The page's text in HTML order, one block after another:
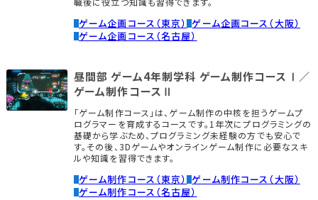
ゲーム企画コース（東京） ゲーム企画コース（大阪）
ゲーム企画コース（名古屋）
昼間部 ゲーム4年制学科 ゲーム制作コースⅠ／
ゲーム制作コースⅡ
「ゲーム制作コース」は、ゲーム制作の中核を担うゲームプ
ログラマーを育成するコースです。1年次にプログラミングの
基礎から学ぶため、プログラミング未経験の方でも安心で
す。その後、3Dゲームやオンラインゲーム制作に必要なスキ
ルや知識を習得できます。
ゲーム制作コース（東京） ゲーム制作コース（大阪）
ゲーム制作コース（名古屋）